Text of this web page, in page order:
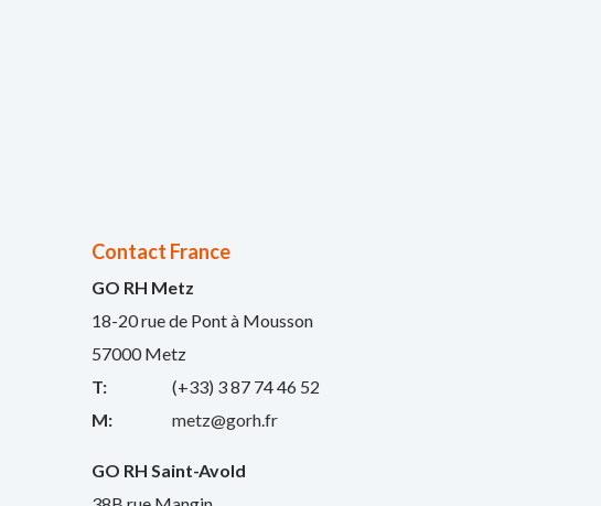
Contact France
GO RH Metz
18-20 rue de Pont à Mousson
57000 Metz
T:
(+33) 3 87 74 46 52
M:
metz@gorh.fr
GO RH Saint-Avold